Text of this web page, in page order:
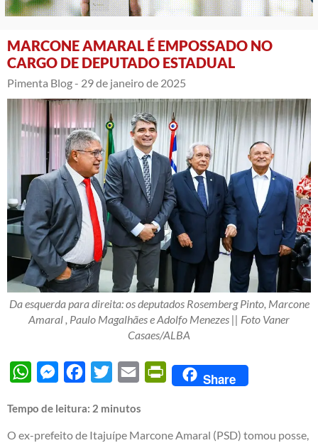
MARCONE AMARAL É EMPOSSADO NO
CARGO DE DEPUTADO ESTADUAL
Pimenta Blog - 29 de janeiro de 2025
Da esquerda para direita: os deputados Rosemberg Pinto, Marcone
Amaral , Paulo Magalhães e Adolfo Menezes || Foto Vaner
Casaes/ALBA
WhatsAppMessengerFacebook
Twitter Email PrintFriendly
Share
Tempo de leitura: 2 minutos
O ex-prefeito de Itajuípe Marcone Amaral (PSD) tomou posse,